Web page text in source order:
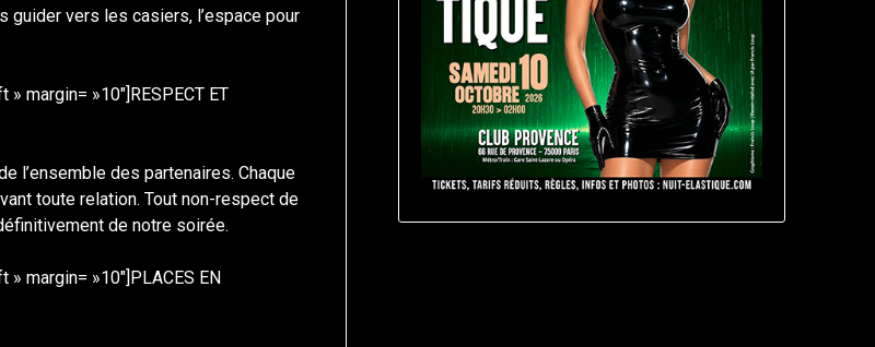
guider vers les casiers, l’espace pour
margin= »10″]RESPECT ET
l’ensemble des partenaires. Chaque
toute relation. Tout non-respect de
de notre soirée.
margin= »10″]PLACES EN